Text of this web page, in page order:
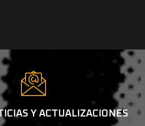
Y ACTUALIZACIONES